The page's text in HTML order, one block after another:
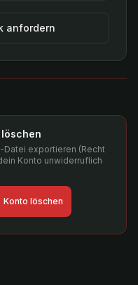
anfordern
Datei exportieren (Recht
Konto unwiderruflich
Konto löschen